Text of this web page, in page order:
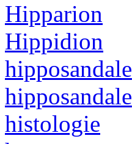
Hipparion
Hippidion
hipposandale
hipposandale
histologie